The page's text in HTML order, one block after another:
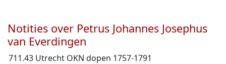
Notities over Petrus Johannes Josephus
van Everdingen
711.43 Utrecht OKN dopen 1757-1791